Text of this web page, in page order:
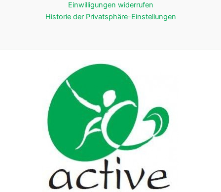
Einwilligungen widerrufen
Historie der Privatsphäre-Einstellungen